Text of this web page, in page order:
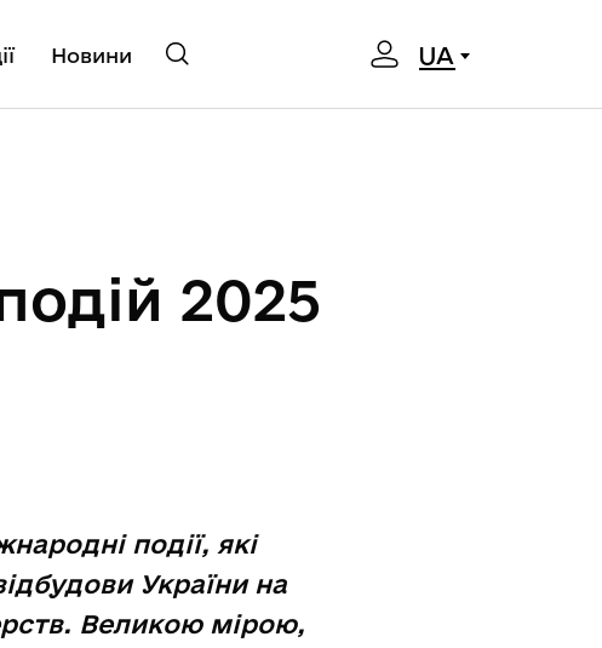
Новини UA
2025
події, які
України на
Великою мірою,